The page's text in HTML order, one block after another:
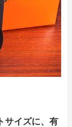
サイズに、有